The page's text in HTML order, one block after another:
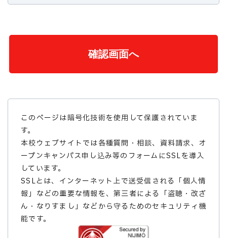
このページは暗号化技術を使用して保護されていま
す。
本校ウェブサイトでは各種質問・相談、資料請求、オ
ープンキャンパス申し込み等のフォームにSSLを導入
しています。
SSLとは、インターネット上で送受信される「個人情
報」などの重要な情報を、第三者による「盗聴・改ざ
ん・なりすまし」などから守るためのセキュリティ機
能です。